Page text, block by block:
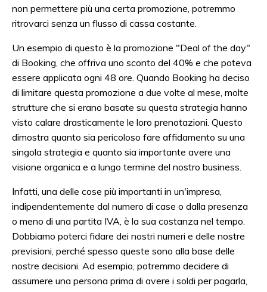
non permettere più una certa promozione, potremmo
ritrovarci senza un flusso di cassa costante.
Un esempio di questo è la promozione "Deal of the day"
di Booking, che offriva uno sconto del 40% e che poteva
essere applicata ogni 48 ore. Quando Booking ha deciso
di limitare questa promozione a due volte al mese, molte
strutture che si erano basate su questa strategia hanno
visto calare drasticamente le loro prenotazioni. Questo
dimostra quanto sia pericoloso fare affidamento su una
singola strategia e quanto sia importante avere una
visione organica e a lungo termine del nostro business.
Infatti, una delle cose più importanti in un'impresa,
indipendentemente dal numero di case o dalla presenza
o meno di una partita IVA, è la sua costanza nel tempo.
Dobbiamo poterci fidare dei nostri numeri e delle nostre
previsioni, perché spesso queste sono alla base delle
nostre decisioni. Ad esempio, potremmo decidere di
assumere una persona prima di avere i soldi per pagarla,